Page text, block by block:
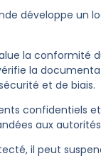
développe un
la conformité
la
et de biais.
confidentiels
aux
il peut